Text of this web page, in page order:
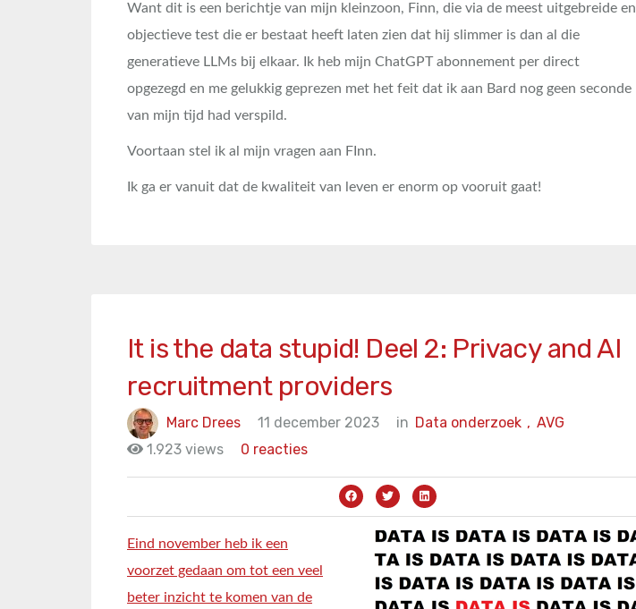
Want dit is een berichtje van mijn kleinzoon, Finn, die via de meest uitgebreide en
objectieve test die er bestaat heeft laten zien dat hij slimmer is dan al die
generatieve LLMs bij elkaar. Ik heb mijn ChatGPT abonnement per direct
opgezegd en me gelukkig geprezen met het feit dat ik aan Bard nog geen seconde
van mijn tijd had verspild.
Voortaan stel ik al mijn vragen aan FInn.
Ik ga er vanuit dat de kwaliteit van leven er enorm op vooruit gaat!
It is the data stupid! Deel 2: Privacy and AI
recruitment providers
Marc Drees 11 december 2023 in AVG
Data onderzoek ,
1.923 views
0 reacties
Eind november heb ik een
voorzet gedaan om tot een veel
beter inzicht te komen van de